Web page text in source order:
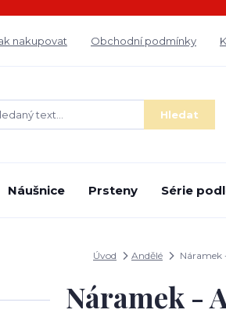
nakupovat Obchodní podmínky
Hledat
Náušnice Prsteny Série
Úvod Andělé Náramek
Náramek -